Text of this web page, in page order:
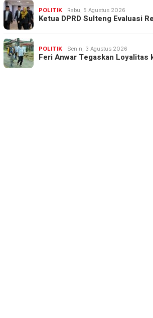
POLITIK Rabu, 5 Agustus 2026
Ketua DPRD Sulteng Evaluasi
POLITIK Senin, 3 Agustus 2026
Feri Anwar Tegaskan Loyalitas